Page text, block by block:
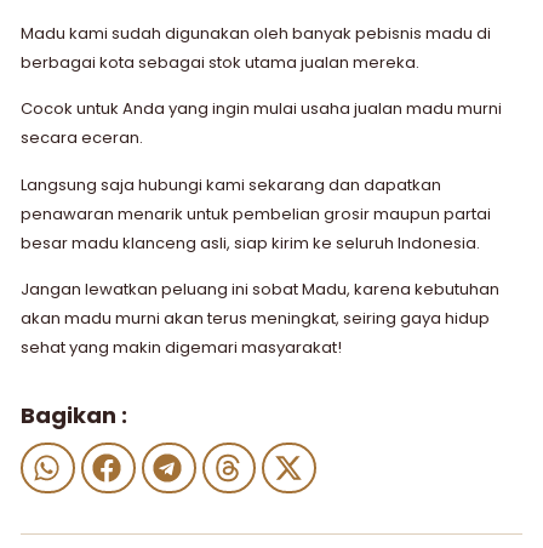
Madu kami sudah digunakan oleh banyak pebisnis madu di
berbagai kota sebagai stok utama jualan mereka.
Cocok untuk Anda yang ingin mulai usaha jualan madu murni
secara eceran.
Langsung saja hubungi kami sekarang dan dapatkan
penawaran menarik untuk pembelian grosir maupun partai
besar madu klanceng asli, siap kirim ke seluruh Indonesia.
Jangan lewatkan peluang ini sobat Madu, karena kebutuhan
akan madu murni akan terus meningkat, seiring gaya hidup
sehat yang makin digemari masyarakat!
Bagikan :